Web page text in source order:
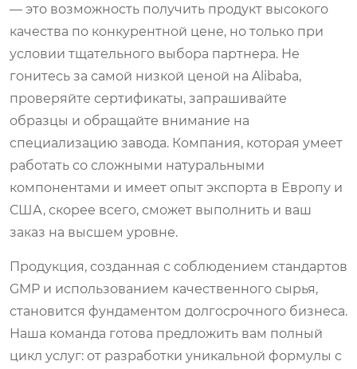
— это возможность получить продукт высокого
качества по конкурентной цене, но только при
условии тщательного выбора партнера. Не
гонитесь за самой низкой ценой на Alibaba,
проверяйте сертификаты, запрашивайте
образцы и обращайте внимание на
специализацию завода. Компания, которая умеет
работать со сложными натуральными
компонентами и имеет опыт экспорта в Европу и
США, скорее всего, сможет выполнить и ваш
заказ на высшем уровне.
Продукция, созданная с соблюдением стандартов
GMP и использованием качественного сырья,
становится фундаментом долгосрочного бизнеса.
Наша команда готова предложить вам полный
цикл услуг: от разработки уникальной формулы с